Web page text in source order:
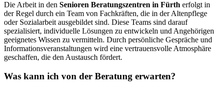
Die Arbeit in den Senioren Beratungszentren in Fürth erfolgt in
der Regel durch ein Team von Fachkräften, die in der Altenpflege
oder Sozialarbeit ausgebildet sind. Diese Teams sind darauf
spezialisiert, individuelle Lösungen zu entwickeln und Angehörigen
geeignetes Wissen zu vermitteln. Durch persönliche Gespräche und
Informationsveranstaltungen wird eine vertrauensvolle Atmosphäre
geschaffen, die den Austausch fördert.
Was kann ich von der Beratung erwarten?